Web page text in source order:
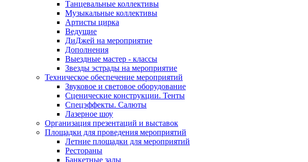
Танцевальные коллективы
Музыкальные коллективы
Артисты цирка
Ведущие
ДиДжей на мероприятие
Дополнения
Выездные мастер - классы
Звезды эстрады на мероприятие
Техническое обеспечение мероприятий
Звуковое и световое оборудование
Сценические конструкции. Тенты
Спецэффекты. Салюты
Лазерное шоу
Организация презентаций и выставок
Площадки для проведения мероприятий
Летние площадки для мероприятий
Рестораны
Банкетные залы